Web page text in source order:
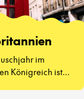
im
Königreich ist